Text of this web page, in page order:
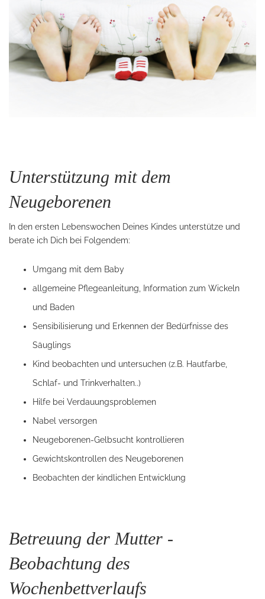
Unterstützung mit dem
Neugeborenen
In den ersten Lebenswochen Deines Kindes unterstütze und
berate ich Dich bei Folgendem:
Umgang mit dem Baby
allgemeine Pflegeanleitung, Information zum Wickeln
und Baden
Sensibilisierung und Erkennen der Bedürfnisse des
Säuglings
Kind beobachten und untersuchen (z.B. Hautfarbe,
Schlaf- und Trinkverhalten..)
Hilfe bei Verdauungsproblemen
Nabel versorgen
Neugeborenen-Gelbsucht kontrollieren
Gewichtskontrollen des Neugeborenen
Beobachten der kindlichen Entwicklung
Betreuung der Mutter -
Beobachtung des
Wochenbettverlaufs